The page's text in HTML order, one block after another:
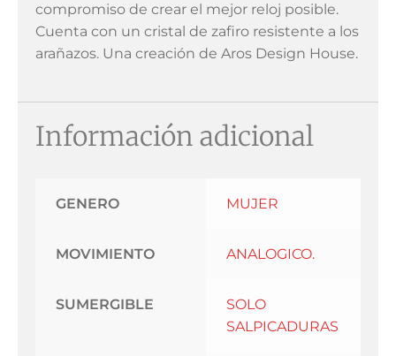
compromiso de crear el mejor reloj posible.
Cuenta con un cristal de zafiro resistente a los
arañazos. Una creación de Aros Design House.
Información adicional
GENERO MUJER
MOVIMIENTO ANALOGICO.
SUMERGIBLE
SOLO
SALPICADURAS